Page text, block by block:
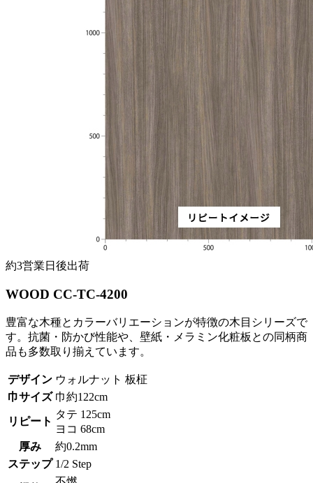
約3営業日後出荷
WOOD CC-TC-4200
豊富な木種とカラーバリエーションが特徴の木目シリーズで
す。抗菌・防かび性能や、壁紙・メラミン化粧板との同柄商
品も多数取り揃えています。
デザイン ウォルナット 板柾
巾サイズ 巾約122cm
リピート
タテ 125cm
ヨコ 68cm
厚み
約0.2mm
ステップ 1/2 Step